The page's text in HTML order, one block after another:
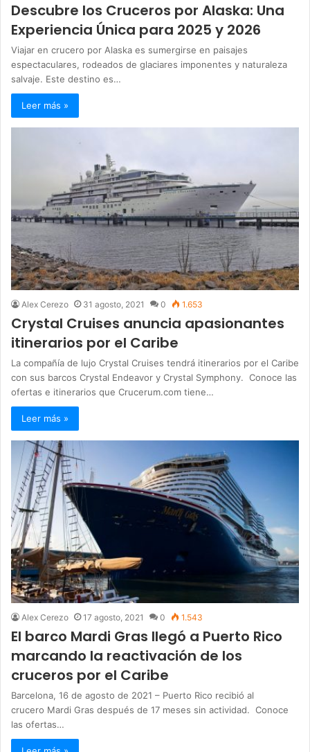
Descubre los Cruceros por Alaska: Una
Experiencia Única para 2025 y 2026
Viajar en crucero por Alaska es sumergirse en paisajes
espectaculares, rodeados de glaciares imponentes y naturaleza
salvaje. Este destino es…
Leer más »
Alex Cerezo 31 agosto, 2021 0 1.653
Crystal Cruises anuncia apasionantes
itinerarios por el Caribe
La compañía de lujo Crystal Cruises tendrá itinerarios por el Caribe
con sus barcos Crystal Endeavor y Crystal Symphony. Conoce las
ofertas e itinerarios que Crucerum.com tiene…
Leer más »
Alex Cerezo 17 agosto, 2021 0 1.543
El barco Mardi Gras llegó a Puerto Rico
marcando la reactivación de los
cruceros por el Caribe
Barcelona, 16 de agosto de 2021 – Puerto Rico recibió al
crucero Mardi Gras después de 17 meses sin actividad. Conoce
las ofertas…